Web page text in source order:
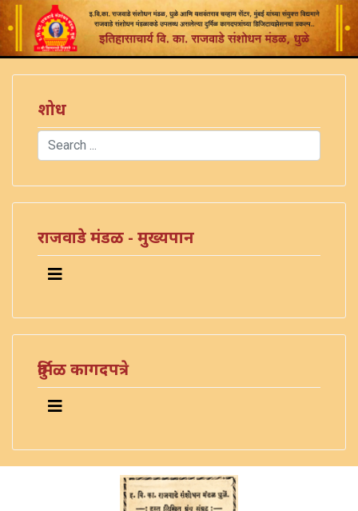
शोध
Search
राजवाडे मंडळ - मुख्यपान
दुर्मिळ कागदपत्रे